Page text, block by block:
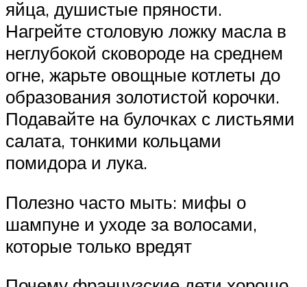
яйца, душистые пряности.
Нагрейте столовую ложку масла в
неглубокой сковороде на среднем
огне, жарьте овощные котлеты до
образования золотистой корочки.
Подавайте на булочках с листьями
салата, тонкими кольцами
помидора и лука.
Полезно часто мыть: мифы о
шампуне и уходе за волосами,
которые только вредят